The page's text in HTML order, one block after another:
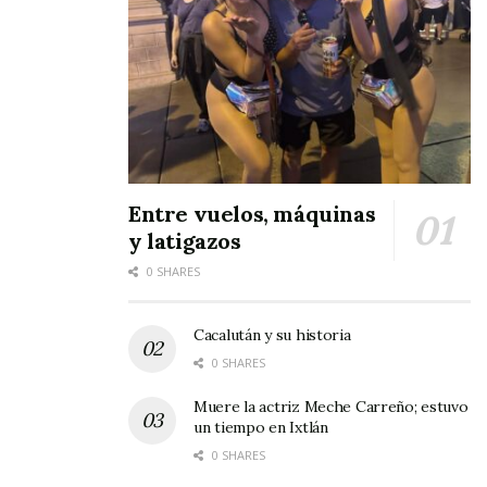
Kipchogue no rompió el mito, ni superó el muro
de las dos horas; mucho menos se superó a sí
Entre vuelos, máquinas
y latigazos
0 SHARES
Cacalután y su historia
0 SHARES
Muere la actriz Meche Carreño; estuvo
un tiempo en Ixtlán
0 SHARES